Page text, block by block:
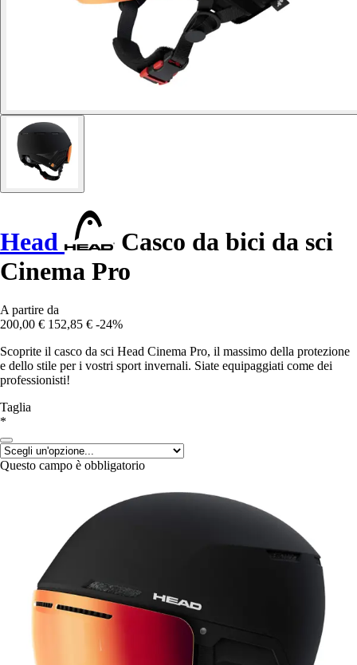
Head
Casco da bici da sci
Cinema Pro
A partire da
200,00 € 152,85 € -24%
Scoprite il casco da sci Head Cinema Pro, il massimo della protezione
e dello stile per i vostri sport invernali. Siate equipaggiati come dei
professionisti!
Taglia
*
Questo campo è obbligatorio